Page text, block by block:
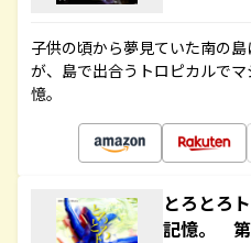
子供の頃から夢見ていた南の
が、島で出合うトロピカルで
憶。
とろとろ
記憶。